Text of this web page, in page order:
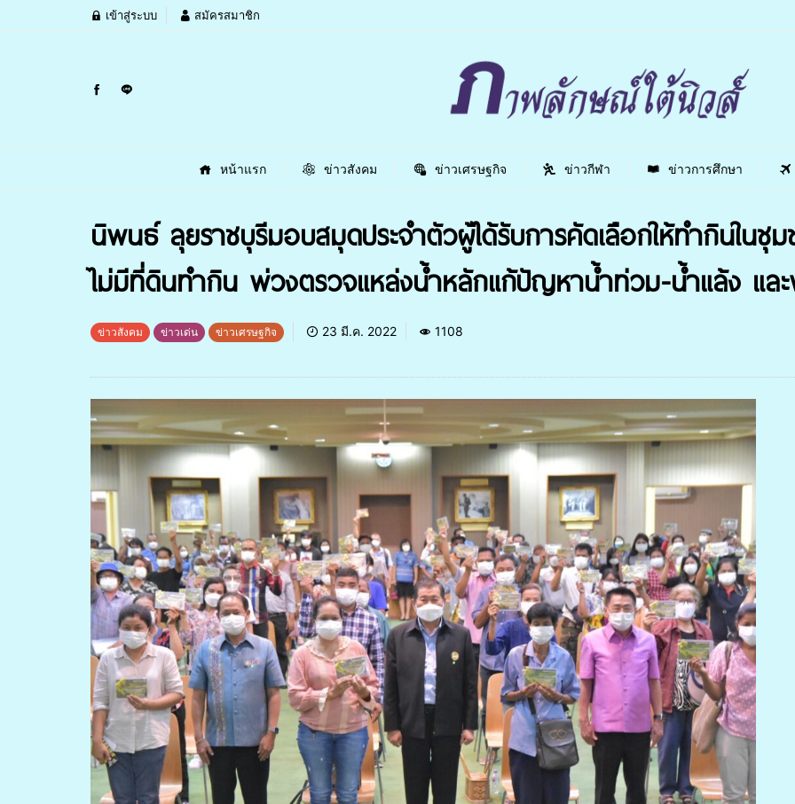
เข้าสู่ระบบ สมัครสมาชิก
หน้าแรก ข่าวสังคม ข่าวเศรษฐกิจ ข่าวกีฬา ข่าวการศึกษา
นิพนธ์ ลุยราชบุรีมอบสมุดประจำตัวผู้ได้รับการคัดเลือกให้ทำกินใน
ไม่มีที่ดินทำกิน พ่วงตรวจแหล่งน้ำหลักแก้ปัญหาน้ำท่วม-น้ำแล้ง แล
ข่าวสังคม ข่าวเด่น ข่าวเศรษฐกิจ 23 มี.ค. 2022 1108